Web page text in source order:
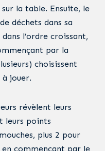
sur la table. Ensuite, le
déchets dans sa
l’ordre croissant,
par la
choisissent
à jouer.
révèlent leurs
leurs points
plus 2 pour
en commençant par le